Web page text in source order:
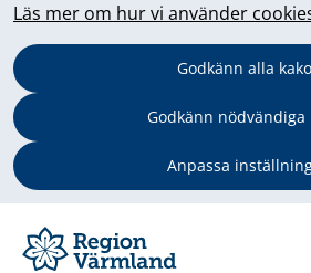
Läs mer om hur vi använder
Godkänn alla
Godkänn nödvändiga
Anpassa